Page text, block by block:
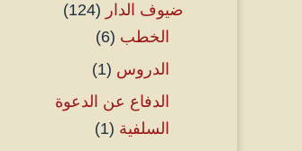
ضيوف الدار (124)
الخطب (6)
الدروس (1)
الدفاع عن الدعوة
السلفية (1)